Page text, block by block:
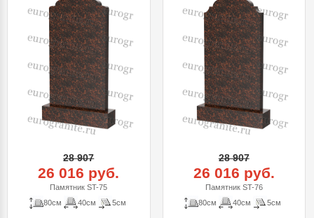
28 907
26 016 руб.
Памятник ST-75
80см
40см 5см
28 907
26 016 руб.
Памятник ST-76
80см
40см 5см